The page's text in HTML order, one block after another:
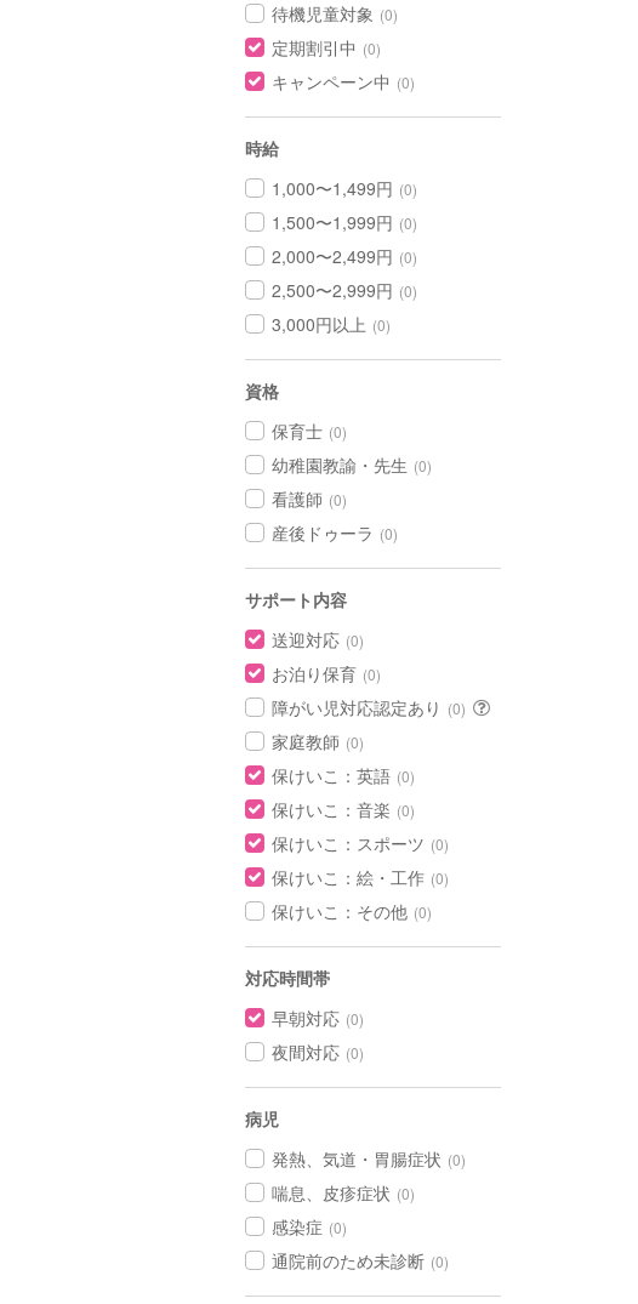
待機児童対象 (0)
定期割引中 (0)
キャンペーン中 (0)
時給
1,000〜1,499円 (0)
1,500〜1,999円 (0)
2,000〜2,499円 (0)
2,500〜2,999円 (0)
3,000円以上 (0)
資格
保育士 (0)
幼稚園教諭・先生 (0)
看護師 (0)
産後ドゥーラ (0)
サポート内容
送迎対応 (0)
お泊り保育 (0)
障がい児対応認定あり (0)
家庭教師 (0)
保けいこ：英語 (0)
保けいこ：音楽 (0)
保けいこ：スポーツ (0)
保けいこ：絵・工作 (0)
保けいこ：その他 (0)
対応時間帯
早朝対応 (0)
夜間対応 (0)
病児
発熱、気道・胃腸症状 (0)
喘息、皮疹症状 (0)
感染症 (0)
通院前のため未診断 (0)